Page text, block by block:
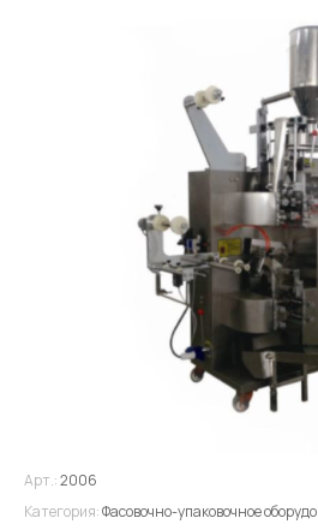
Арт.:2006
Категория:Фасовочно-упаковочное